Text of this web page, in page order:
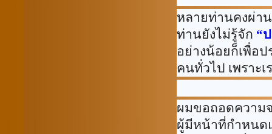
หลายท่านคงผ่า
ท่านยังไม่รู้จัก “
อย่างน้อยก็เพื่อ
คนทั่วไป เพราะ
ผมขอถอดความ
ผู้มีหน้าที่กำหนด